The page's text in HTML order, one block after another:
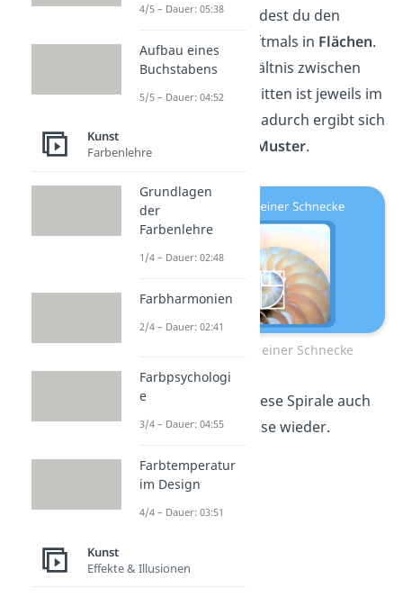
Schnecken. Dort findest du den
Goldenen Schnitt oftmals in Flächen.
Das heißt, das Verhältnis zwischen
zwei Flächenabschnitten ist jeweils im
Goldenen Schnitt. Dadurch ergibt sich
einspiralförmiges Muster.
Goldener Schnitt einer Schnecke
Häufig findest du diese Spirale auch
in Blüten wie der Rose wieder.
4/5 – Dauer: 05:38
Aufbau eines
Buchstabens
5/5 – Dauer: 04:52
Kunst
Farbenlehre
Grundlagen
der
Farbenlehre
1/4 – Dauer: 02:48
Farbharmonien
2/4 – Dauer: 02:41
Farbpsychologi
e
3/4 – Dauer: 04:55
Farbtemperatur
im Design
4/4 – Dauer: 03:51
Kunst
Effekte & Illusionen